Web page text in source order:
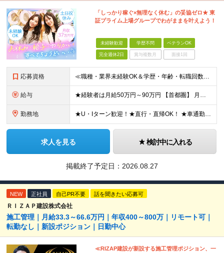
「しっかり稼ぐ×無理なく休む」の妥協ゼロ★ 東
証プライム上場グループでわがままを叶えよう！
未経験歓迎 学歴不問 ベテランOK
完全週休2日 賞与複数月 面接1回
応募資格 ≪職種・業界未経験OK＆学歴・年齢・転職回数不問≫ ◆第二新卒歓迎 ◆社会人経験不問 ◆資格不問 ※新卒の方もご応募可能！ （待遇・募集要項等は別途ご案内いたします） ※入社時期は柔軟に対応します！半
給与 ★経験者は月給50万円～90万円 【首都圏】 月給30万1230円〜 ⇒基本22万7000円+地域6万4230円+皆勤1万円 【群馬/栃木/茨城】 月給28万1090円〜 ⇒基本23万4000円+
勤務地 ★U・Iターン歓迎！★直行・直帰OK！ ★車通勤可能のエリアもあり！★出張なしの働き方も可能 全国47都道府県の各プロジェクト（転勤なし！勤務地に対する希望も実現可能！） 「自宅から1時間以内で通え
求人を見る 検討中に入れる
掲載終了予定日： 2026.08.27
NEW 正社員 自己PR不要 話を聞きたい応募可
ＲＩＺＡＰ建設株式会社
施工管理｜月給33.3～66.6万円｜年収400～800万｜リモート可｜
転勤なし｜新設ポジション｜日勤中心
≪RIZAP建設が新設する施工管理ポジション、一